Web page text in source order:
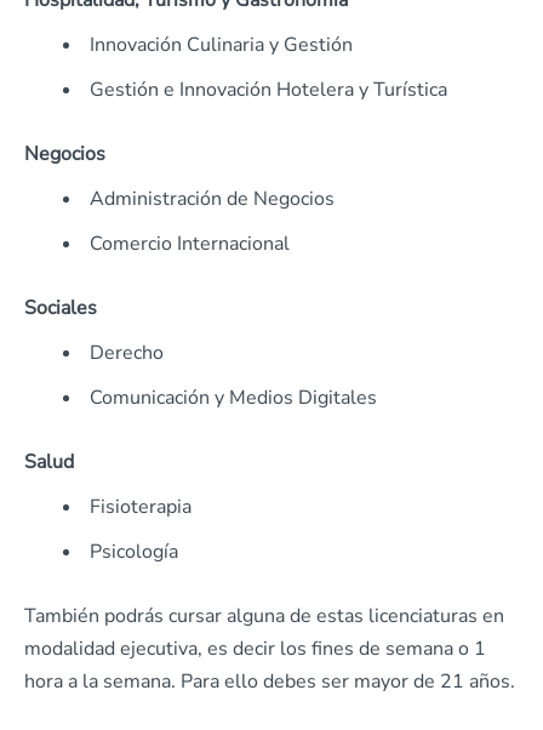
Innovación Culinaria y Gestión
Gestión e Innovación Hotelera y Turística
Negocios
Administración de Negocios
Comercio Internacional
Sociales
Derecho
Comunicación y Medios Digitales
Salud
Fisioterapia
Psicología
También podrás cursar alguna de estas licenciaturas en
modalidad ejecutiva, es decir los fines de semana o 1
hora a la semana. Para ello debes ser mayor de 21 años.